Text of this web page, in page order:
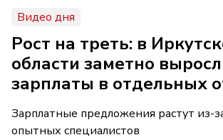
Видео дня
Рост на треть: в
области заметно
зарплаты в отдельных
Зарплатные предложения растут из-
опытных специалистов